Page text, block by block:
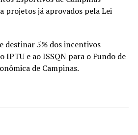
projetos já aprovados pela Lei
destinar 5% dos incentivos
IPTU e ao ISSQN para o Fundo de
de Campinas.